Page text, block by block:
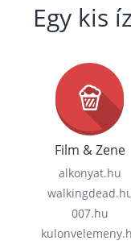
Egy kis
Film & Zene
alkonyat.hu
007.hu